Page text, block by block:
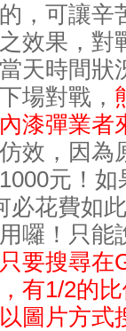
， 可讓辛
效果 ， 對
天時間狀
場對戰 ，
漆彈業者
效 ， 因為
元 ！ 如
必花費如
囉 ！只
只要搜尋在
， 有1/2的
圖片方式